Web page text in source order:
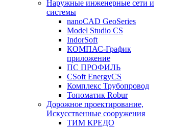
Наружные инженерные сети и
системы
nanoCAD GeoSeries
Model Studio CS
IndorSoft
КОМПАС-График
приложение
ПС ПРОФИЛЬ
CSoft EnergyCS
Комплекс Трубопровод
Топоматик Robur
Дорожное проектирование,
Искусственные сооружения
ТИМ КРЕДО